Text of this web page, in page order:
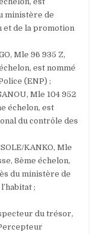
ministère de
et de la promotion
Mle 96 935 Z,
est nommé
(ENP) ;
Mle 104 952
échelon, est
du contrôle des
KANKO, Mle
8ème échelon,
du ministère de
;
du trésor,